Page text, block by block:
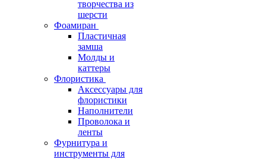
творчества из
шерсти
Фоамиран
Пластичная
замша
Молды и
каттеры
Флористика
Аксессуары для
флористики
Наполнители
Проволока и
ленты
Фурнитура и
инструменты для